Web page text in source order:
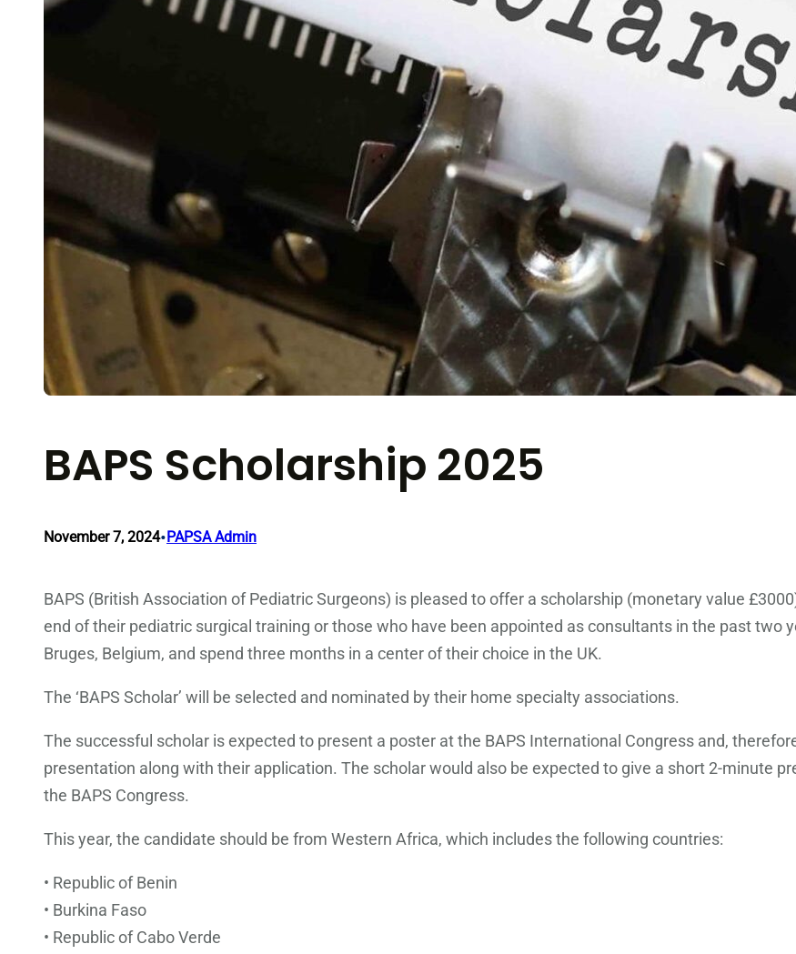
BAPS Scholarship 2025
November 7, 2024•PAPSA Admin
BAPS (British Association of Pediatric Surgeons) is pleased to offer a scholarship (monetary value
end of their pediatric surgical training or those who have been appointed as consultants in the past two
Bruges, Belgium, and spend three months in a center of their choice in the UK.
The ‘BAPS Scholar’ will be selected and nominated by their home specialty associations.
The successful scholar is expected to present a poster at the BAPS International Congress and,
presentation along with their application. The scholar would also be expected to give a short 2-minute
the BAPS Congress.
This year, the candidate should be from Western Africa, which includes the following countries:
• Republic of Benin
• Burkina Faso
• Republic of Cabo Verde